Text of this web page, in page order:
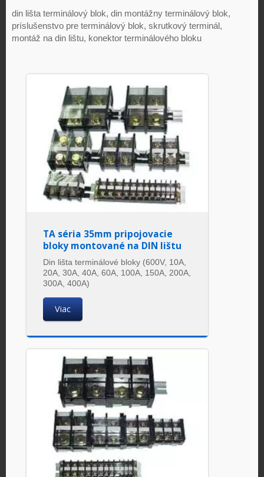
din lišta terminálový blok, din montážny terminálový blok,
príslušenstvo pre terminálový blok, skrutkový terminál,
montáž na din lištu, konektor terminálového bloku
TA séria 35mm pripojovacie
bloky montované na DIN lištu
Din lišta terminálové bloky (600V, 10A,
20A, 30A, 40A, 60A, 100A, 150A, 200A,
300A, 400A)
Viac